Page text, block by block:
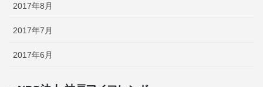
2017年8月
2017年7月
2017年6月